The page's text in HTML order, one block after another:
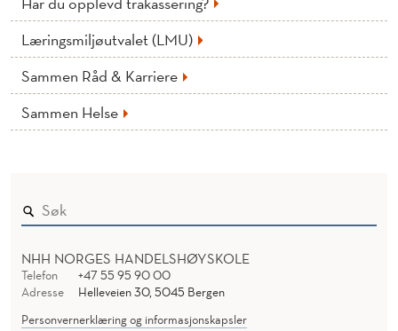
Læringsmiljøutvalet (LMU)
Sammen Råd & Karriere
Sammen Helse
NHH NORGES HANDELSHØYSKOLE
Telefon
+47 55 95 90 00
Adresse
Helleveien 30, 5045 Bergen
Personvernerklæring og informasjonskapsler